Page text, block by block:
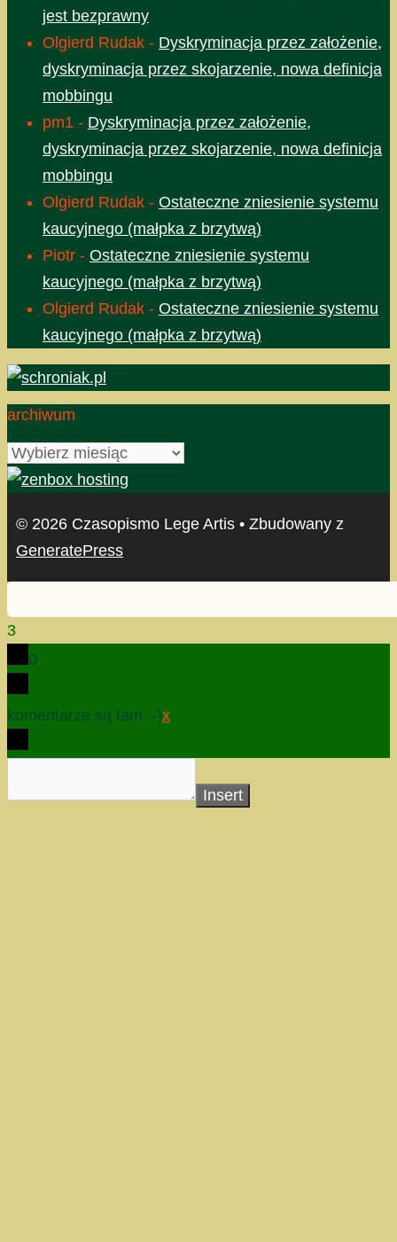
jest bezprawny
Olgierd Rudak - Dyskryminacja przez założenie,
dyskryminacja przez skojarzenie, nowa definicja
mobbingu
pm1 - Dyskryminacja przez założenie,
dyskryminacja przez skojarzenie, nowa definicja
mobbingu
Olgierd Rudak - Ostateczne zniesienie systemu
kaucyjnego (małpka z brzytwą)
Piotr - Ostateczne zniesienie systemu
kaucyjnego (małpka z brzytwą)
Olgierd Rudak - Ostateczne zniesienie systemu
kaucyjnego (małpka z brzytwą)
archiwum
archiwum
© 2026 Czasopismo Lege Artis • Zbudowany z
GeneratePress
3
0
komentarze są tam :-)x
Insert